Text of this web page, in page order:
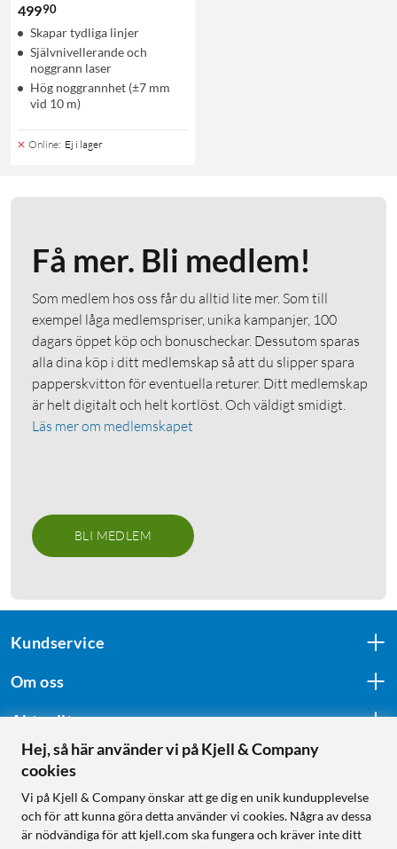
49990
Skapar tydliga linjer
Självnivellerande och
noggrann laser
Hög noggrannhet (±7 mm
vid 10 m)
Online: Ej i lager
Få mer. Bli medlem!
Som medlem hos oss får du alltid lite mer. Som till
exempel låga medlemspriser, unika kampanjer, 100
dagars öppet köp och bonuscheckar. Dessutom sparas
alla dina köp i ditt medlemskap så att du slipper spara
papperskvitton för eventuella returer. Ditt medlemskap
är helt digitalt och helt kortlöst. Och väldigt smidigt.
Läs mer om medlemskapet
BLI MEDLEM
Kundservice
Om oss
Aktuellt
Följ oss
Hej, så här använder vi på Kjell & Company
cookies
Vi på Kjell & Company önskar att ge dig en unik kundupplevelse
och för att kunna göra detta använder vi cookies. Några av dessa
är nödvändiga för att kjell.com ska fungera och kräver inte ditt